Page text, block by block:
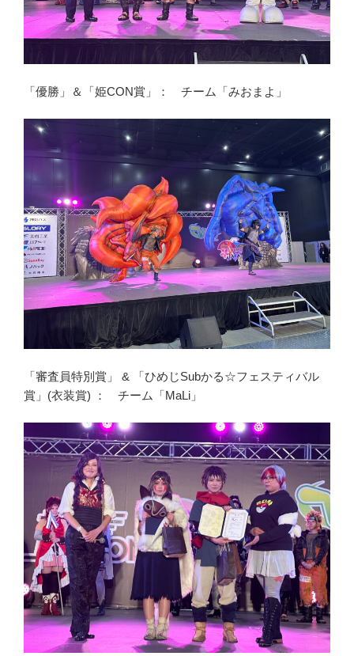
「優勝」＆「姫CON賞」： チーム「みおまよ」
「審査員特別賞」 & 「ひめじSubかる☆フェスティバル
賞」(衣装賞) ： チーム「MaLi」